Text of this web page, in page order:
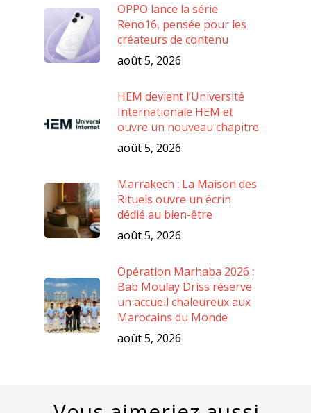
OPPO lance la série
Reno16, pensée pour les
créateurs de contenu
août 5, 2026
HEM devient l’Université
Internationale HEM et
ouvre un nouveau chapitre
août 5, 2026
Marrakech : La Maison des
Rituels ouvre un écrin
dédié au bien-être
août 5, 2026
Opération Marhaba 2026 :
Bab Moulay Driss réserve
un accueil chaleureux aux
Marocains du Monde
août 5, 2026